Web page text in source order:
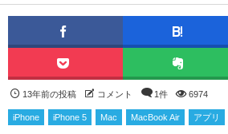
13年前の投稿 コメント 1件 6974
iPhone iPhone 5 Mac MacBook Air アプリ